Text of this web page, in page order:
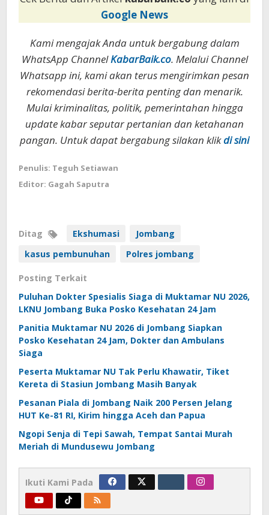
Google News
Kami mengajak Anda untuk bergabung dalam
WhatsApp ChannelKabarBaik.co. Melalui Channel
Whatsapp ini, kami akan terus mengirimkan pesan
rekomendasi berita-berita penting dan menarik.
Mulai kriminalitas, politik, pemerintahan hingga
update kabar seputar pertanian dan ketahanan
pangan. Untuk dapat bergabung silakan klikdi sini
Penulis: Teguh Setiawan
Editor: Gagah Saputra
Ditag Ekshumasi
Jombang
kasus pembunuhan
Polres jombang
Posting Terkait
Puluhan Dokter Spesialis Siaga di Muktamar NU 2026,
LKNU Jombang Buka Posko Kesehatan 24 Jam
Panitia Muktamar NU 2026 di Jombang Siapkan
Posko Kesehatan 24 Jam, Dokter dan Ambulans
Siaga
Peserta Muktamar NU Tak Perlu Khawatir, Tiket
Kereta di Stasiun Jombang Masih Banyak
Pesanan Piala di Jombang Naik 200 Persen Jelang
HUT Ke-81 RI, Kirim hingga Aceh dan Papua
Ngopi Senja di Tepi Sawah, Tempat Santai Murah
Meriah di Mundusewu Jombang
Ikuti Kami Pada